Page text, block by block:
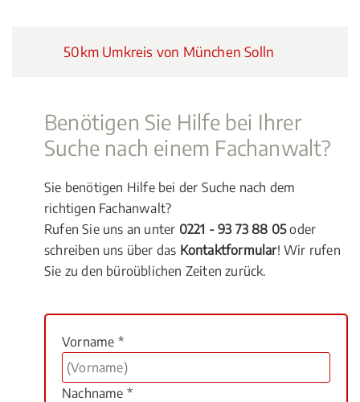
50km Umkreis von München Solln
Benötigen Sie Hilfe bei Ihrer
Suche nach einem Fachanwalt?
Sie benötigen Hilfe bei der Suche nach dem
richtigen Fachanwalt?
Rufen Sie uns an unter 0221 - 93 73 88 05oder
schreiben uns über das Kontaktformular! Wir rufen
Sie zu den büroüblichen Zeiten zurück.
Vorname *
Nachname *